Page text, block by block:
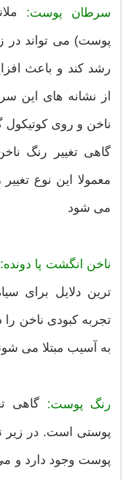
سرطان پوست:
پوست) می تواند در
رشد کند و باعث
از نشانه های این
ناخن و روی
گاهی تغییر رنگ
معمولا این نوع
می شود
ناخن انگشت پا دونده:
ترین دلایل برای
تجربه کبودی ناخن را
به آسیب مبتلا می
رنگ پوست: گاهی
پوستی است. در زیر
پوست وجود دارد و می